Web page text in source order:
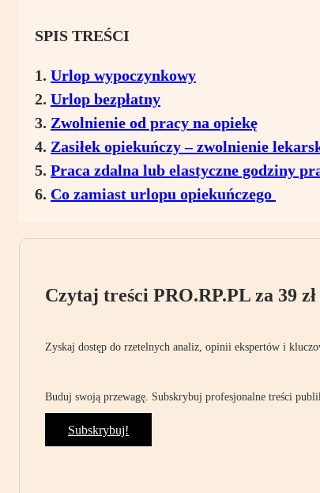
SPIS TREŚCI
Urlop wypoczynkowy
Urlop bezpłatny
Zwolnienie od pracy na opiekę
Zasiłek opiekuńczy – zwolnienie
Praca zdalna lub elastyczne godziny
Co zamiast urlopu opiekuńczego
Czytaj treści PRO.RP.PL za 39
Zyskaj dostęp do rzetelnych analiz, opinii ekspertów i
Buduj swoją przewagę. Subskrybuj profesjonalne treści
Subskrybuj!